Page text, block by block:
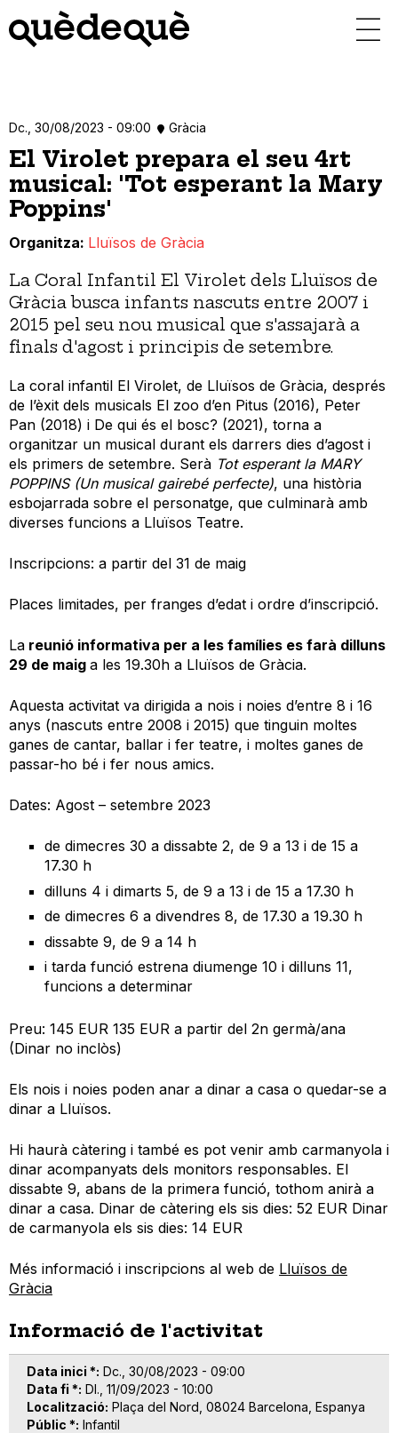
contingut
Dc., 30/08/2023 - 09:00 Gràcia
El Virolet prepara el seu 4rt
musical: 'Tot esperant la Mary
Poppins'
Organitza Lluïsos de Gràcia
La Coral Infantil El Virolet dels Lluïsos de
Gràcia busca infants nascuts entre 2007 i
2015 pel seu nou musical que s'assajarà a
finals d'agost i principis de setembre.
La coral infantil El Virolet, de Lluïsos de Gràcia, després
de l’èxit dels musicals El zoo d’en Pitus (2016), Peter
Pan (2018) i De qui és el bosc? (2021), torna a
organitzar un musical durant els darrers dies d’agost i
els primers de setembre. Serà Tot esperant la MARY
POPPINS (Un musical gairebé perfecte), una història
esbojarrada sobre el personatge, que culminarà amb
diverses funcions a Lluïsos Teatre.
Inscripcions: a partir del 31 de maig
Places limitades, per franges d’edat i ordre d’inscripció.
La reunió informativa per a les famílies es farà dilluns
29 de maig a les 19.30h a Lluïsos de Gràcia.
Aquesta activitat va dirigida a nois i noies d’entre 8 i 16
anys (nascuts entre 2008 i 2015) que tinguin moltes
ganes de cantar, ballar i fer teatre, i moltes ganes de
passar-ho bé i fer nous amics.
Dates: Agost – setembre 2023
de dimecres 30 a dissabte 2, de 9 a 13 i de 15 a
17.30 h
dilluns 4 i dimarts 5, de 9 a 13 i de 15 a 17.30 h
de dimecres 6 a divendres 8, de 17.30 a 19.30 h
dissabte 9, de 9 a 14 h
i tarda funció estrena diumenge 10 i dilluns 11,
funcions a determinar
Preu: 145 EUR 135 EUR a partir del 2n germà/ana
(Dinar no inclòs)
Els nois i noies poden anar a dinar a casa o quedar-se a
dinar a Lluïsos.
Hi haurà càtering i també es pot venir amb carmanyola i
dinar acompanyats dels monitors responsables. El
dissabte 9, abans de la primera funció, tothom anirà a
dinar a casa. Dinar de càtering els sis dies: 52 EUR Dinar
de carmanyola els sis dies: 14 EUR
Més informació i inscripcions al web de Lluïsos de
Gràcia
Informació de l'activitat
Data inici * Dc., 30/08/2023 - 09:00
Data fi * Dl., 11/09/2023 - 10:00
Localització Plaça del Nord, 08024 Barcelona, Espanya
Públic * Infantil